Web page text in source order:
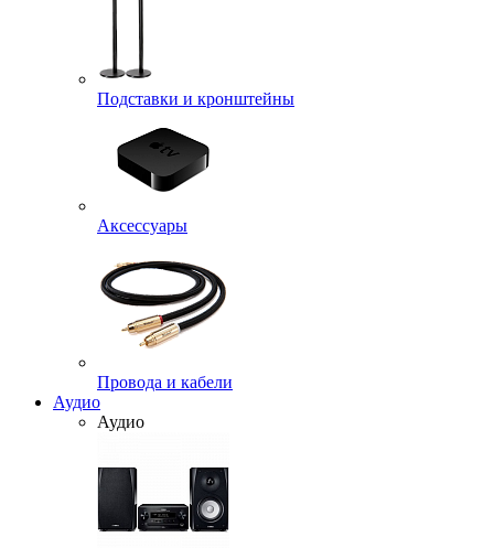
Подставки и кронштейны
Аксессуары
Провода и кабели
Аудио
Аудио